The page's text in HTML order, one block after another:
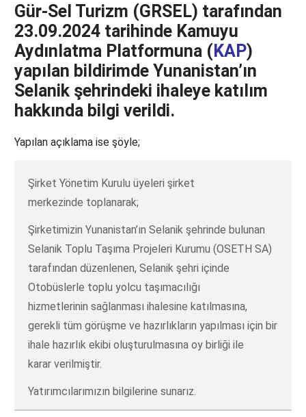
Gür-Sel Turizm (GRSEL) tarafından
23.09.2024 tarihinde Kamuyu
Aydınlatma Platformuna (KAP)
yapılan bildirimde Yunanistan’ın
Selanik şehrindeki ihaleye katılım
hakkında bilgi verildi.
Yapılan açıklama ise şöyle;
Şirket Yönetim Kurulu üyeleri şirket
merkezinde toplanarak;
Şirketimizin Yunanistan’ın Selanik şehrinde bulunan
Selanik Toplu Taşıma Projeleri Kurumu (OSETH SA)
tarafından düzenlenen, Selanik şehri içinde
Otobüslerle toplu yolcu taşımacılığı
hizmetlerinin sağlanması ihalesine katılmasına,
gerekli tüm görüşme ve hazırlıkların yapılması için bir
ihale hazırlık ekibi oluşturulmasına oy birliği ile
karar verilmiştir.
Yatırımcılarımızın bilgilerine sunarız.